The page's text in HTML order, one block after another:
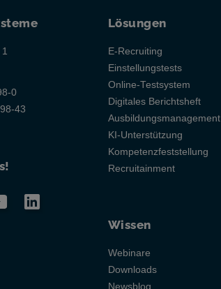
0
43
Lösungen
E-Recruiting
Einstellungstests
Online-Testsystem
Digitales Berichtsheft
Ausbildungsmanagement
KI-Unterstützung
Kompetenzfeststellung
Recruitainment
Wissen
Webinare
Downloads
Newsblog